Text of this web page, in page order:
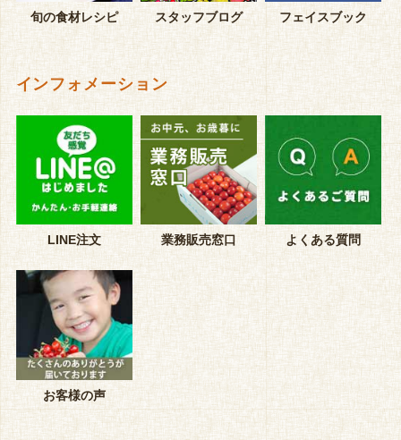
旬の食材レシピ スタッフブログ フェイスブック
インフォメーション
LINE注文 業務販売窓口 よくある質問
お客様の声